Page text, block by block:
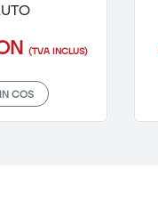
(TVA INCLUS)
COS